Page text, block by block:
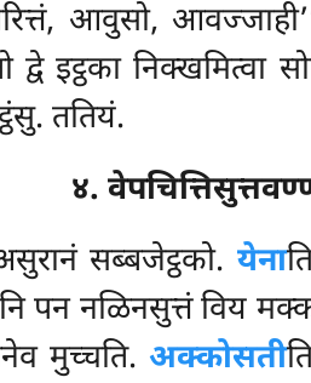
आवुसो,
इट्ठका निक्खमित्वा
ततियं.
४.
सब्बजेट्ठको.येना
पन नळिनसुत्तं विय
मुच्चति. अक्कोसती